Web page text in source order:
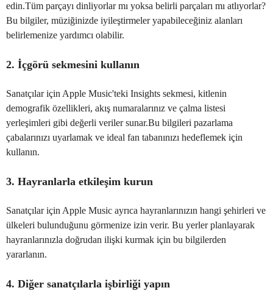
edin.Tüm parçayı dinliyorlar mı yoksa belirli parçaları mı atlıyorlar?
Bu bilgiler, müziğinizde iyileştirmeler yapabileceğiniz alanları
belirlemenize yardımcı olabilir.
2. İçgörü sekmesini kullanın
Sanatçılar için Apple Music'teki Insights sekmesi, kitlenin
demografik özellikleri, akış numaralarınız ve çalma listesi
yerleşimleri gibi değerli veriler sunar.Bu bilgileri pazarlama
çabalarınızı uyarlamak ve ideal fan tabanınızı hedeflemek için
kullanın.
3. Hayranlarla etkileşim kurun
Sanatçılar için Apple Music ayrıca hayranlarınızın hangi şehirleri ve
ülkeleri bulunduğunu görmenize izin verir. Bu yerler planlayarak
hayranlarınızla doğrudan ilişki kurmak için bu bilgilerden
yararlanın.
4. Diğer sanatçılarla işbirliği yapın